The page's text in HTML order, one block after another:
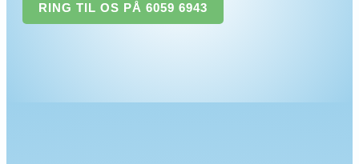
RING TIL OS PÅ 6059 6943